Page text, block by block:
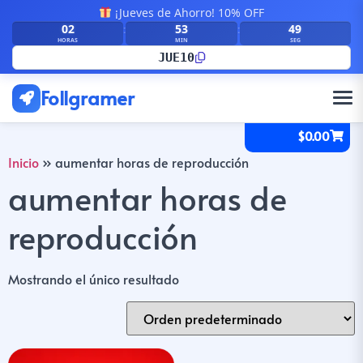
¡Jueves de Ahorro! 10% OFF
02
HORAS
: 53
MIN
: 49
SEG
JUE10
Follgramer
$0.00
Inicio » aumentar horas de reproducción
aumentar horas de
reproducción
Mostrando el único resultado